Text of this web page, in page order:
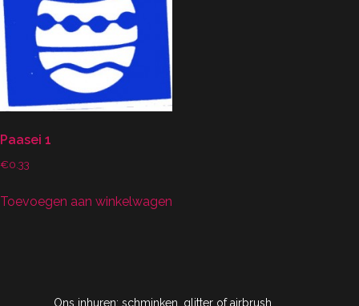
Paasei 1
€0.33
Toevoegen aan winkelwagen
Ons inhuren; schminken, glitter of airbrush